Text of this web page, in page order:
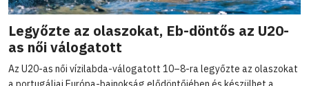
Legyőzte az olaszokat, Eb-döntős az U20-
as női válogatott
Az U20-as női vízilabda-válogatott 10–8-ra legyőzte az olaszokat